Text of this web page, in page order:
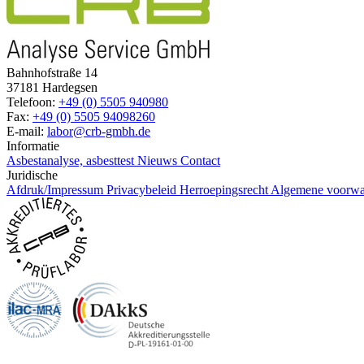
Bahnhofstraße 14
37181 Hardegsen
Telefoon: +49 (0) 5505 940980
Fax: +49 (0) 5505 94098260
E-mail: labor@crb-gmbh.de
Informatie
Asbestanalyse, asbesttest Nieuws Contact
Juridische
Afdruk/Impressum Privacybeleid Herroepingsrecht Algemene